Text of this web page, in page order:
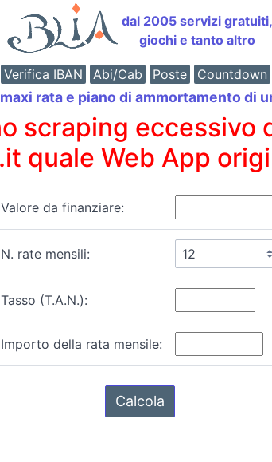
dal 2005 servizi gratuiti,
giochi e tanto altro
Verifica IBAN Abi/Cab Poste Countdown
rata e piano di ammortamento di
scraping
quale Web App
Valore da finanziare:
N. rate mensili:
Tasso (T.A.N.):
Importo della rata mensile: